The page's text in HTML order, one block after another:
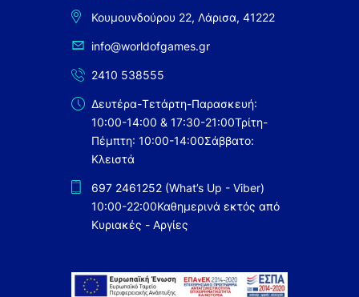
Κουμουνδούρου 22, Λάρισα, 41222
info@worldofgames.gr
2410 538555
Δευτέρα-Τετάρτη-Παρασκευή:
10:00-14:00 & 17:30-21:00Τρίτη-
Πέμπτη: 10:00-14:00Σάββατο:
Κλειστά
697 2461252 (What’s Up - Viber)
10:00-22:00Καθημερινά εκτός από
Κυριακές - Αργίες